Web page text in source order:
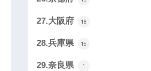
27.大阪府 18
28.兵庫県 15
29.奈良県 1